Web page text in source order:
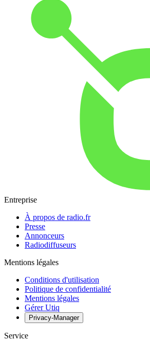
Entreprise
À propos de radio.fr
Presse
Annonceurs
Radiodiffuseurs
Mentions légales
Conditions d'utilisation
Politique de confidentialité
Mentions légales
Gérer Utiq
Privacy-Manager
Service